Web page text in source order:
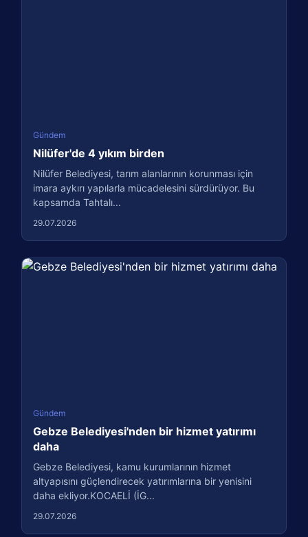
Gündem
Nilüfer'de 4 yıkım birden
Nilüfer Belediyesi, tarım alanlarının korunması için
imara aykırı yapılarla mücadelesini sürdürüyor. Bu
kapsamda Tahtalı...
29.07.2026
Gündem
Gebze Belediyesi'nden bir hizmet yatırımı
daha
Gebze Belediyesi, kamu kurumlarının hizmet
altyapısını güçlendirecek yatırımlarına bir yenisini
daha ekliyor.KOCAELİ (İG...
29.07.2026